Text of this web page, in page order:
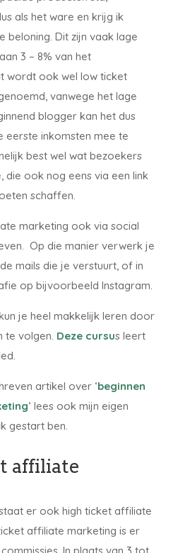
als het ware en krijg ik
beloning. Dit zijn vaak lage
3 – 8% van het
wordt ook wel low ticket
vanwege het lage
blogger kan het dus
eerste inkomsten mee te
best wel wat bezoekers
die ook nog eens via een link
schaffen.
marketing ook via social
Op die manier verwerk je
mails die je verstuurt, of in
op bijvoorbeeld Instagram.
je heel makkelijk leren door
te volgen. Deze cursus leert
artikel over ‘beginnen
‘ lees ook mijn eigen
gestart ben.
affiliate
er ook high ticket affiliate
affiliate marketing is er